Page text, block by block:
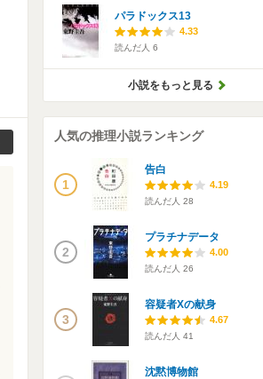
パラドックス13
4.33
読んだ人 6
小説をもっと見る
人気の推理小説ランキング
1
告白
4.19
読んだ人 28
2
プラチナデータ
4.00
読んだ人 26
3
容疑者Xの献身
4.67
読んだ人 41
沈黙博物館